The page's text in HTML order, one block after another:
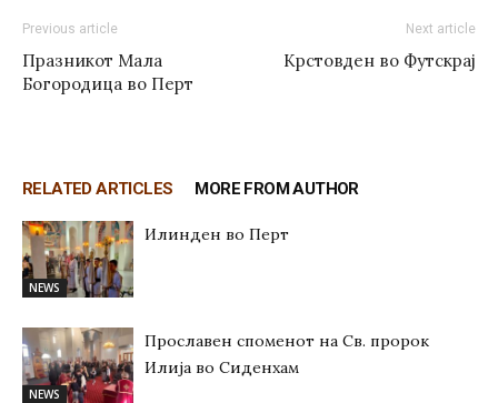
Previous article
Празникот Мала
Богородица во Перт
Next article
Крстовден во Футскрај
RELATED ARTICLES MORE FROM AUTHOR
NEWS
Илинден во Перт
NEWS
Прославен споменот на Св. пророк
Илија во Сиденхам